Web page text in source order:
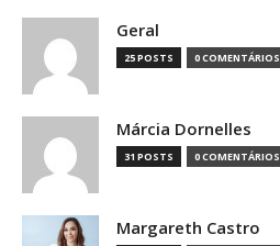
Geral
25 POSTS 0 COMENTÁRIOS
Márcia Dornelles
31 POSTS 0 COMENTÁRIOS
Margareth Castro